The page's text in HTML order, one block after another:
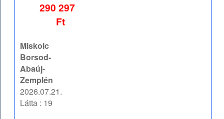
290 297
Ft
Miskolc
Borsod-
Abaúj-
Zemplén
2026.07.21.
Látta : 19